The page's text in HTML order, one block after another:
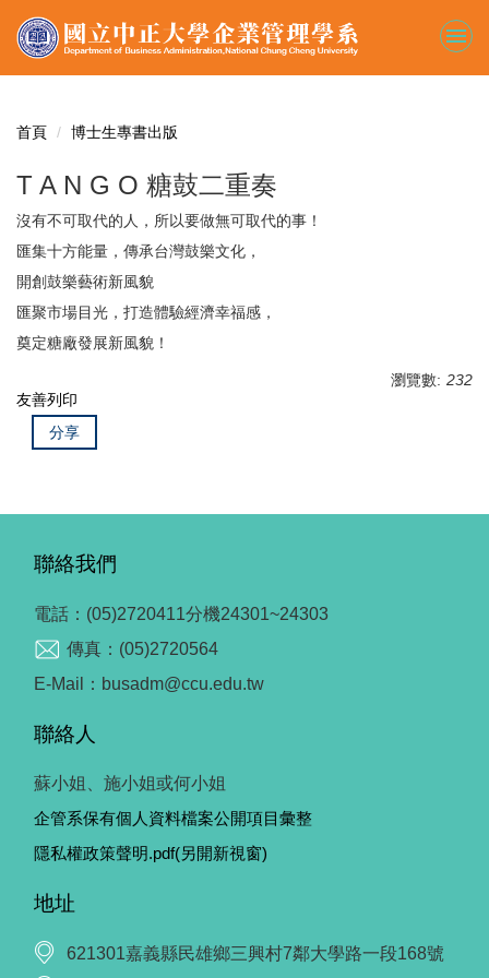
到
容
首頁 博士生專書出版
T A N G O 糖鼓二重奏
沒有不可取代的人，所以要做無可取代的事！
匯集十方能量，傳承台灣鼓樂文化，
開創鼓樂藝術新風貌
匯聚市場目光，打造體驗經濟幸福感，
奠定糖廠發展新風貌！
瀏覽數: 232
友善列印
分享
聯絡我們
電話：(05)2720411分機24301~24303
傳真：(05)2720564
E-Mail：busadm@ccu.edu.tw
聯絡人
蘇小姐、施小姐或何小姐
企管系保有個人資料檔案公開項目彙整
隱私權政策聲明.pdf(另開新視窗)
地址
621301嘉義縣民雄鄉三興村7鄰大學路一段168號